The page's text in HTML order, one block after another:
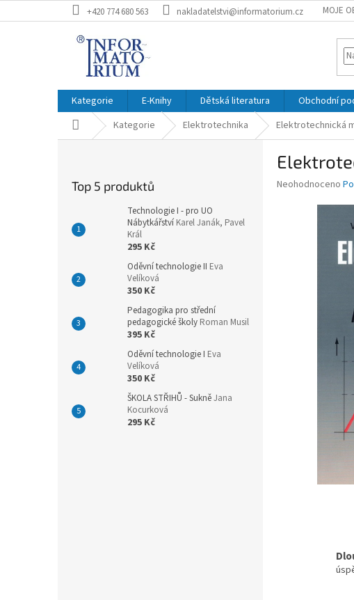
na
+420 774 680 563 nakladatelstvi@informatorium.cz MOJE
Kategorie E-Knihy Dětská literatura Obchodní
Domů Kategorie Elektrotechnika Elektrotechnická
Top 5 produktů
Technologie I - pro UO
Nábytkářství Karel Janák, Pavel
Král
295 Kč
Oděvní technologie II Eva
Velíková
350 Kč
Pedagogika pro střední
pedagogické školy Roman Musil
395 Kč
Oděvní technologie I Eva
Velíková
350 Kč
ŠKOLA STŘIHŮ - SukněJana
Kocurková
295 Kč
Průměrné
Neohodnoceno